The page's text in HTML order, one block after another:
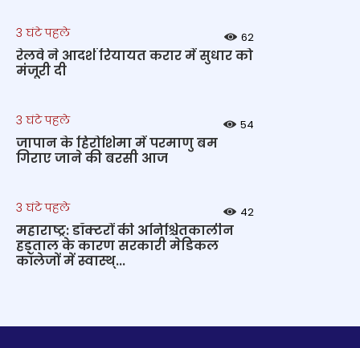
3 घंटे पहले 62
रेलवे ने आदर्श रियायत करार में सुधार को
मंजूरी दी
3 घंटे पहले 54
जापान के हिरोशिमा में परमाणु बम
गिराए जाने की बरसी आज
3 घंटे पहले 42
महाराष्ट्र: डॉक्टरों की अनिश्चितकालीन
हड़ताल के कारण सरकारी मेडिकल
कॉलेजों में स्वास्थ्...